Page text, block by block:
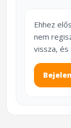
Ehhez
nem
vissza,